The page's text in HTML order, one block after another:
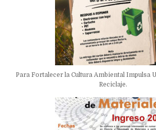
Para Fortalecer la Cultura Ambiental Impulsa
Reciclaje.